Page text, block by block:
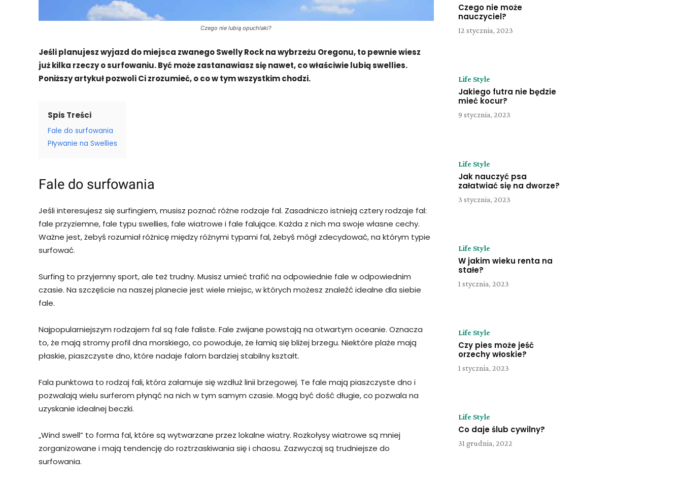
Czego nie lubią opuchlaki?
Jeśli planujesz wyjazd do miejsca zwanego Swelly Rock na wybrzeżu Oregonu, to pewnie wiesz
już kilka rzeczy o surfowaniu. Być może zastanawiasz się nawet, co właściwie lubią swellies.
Poniższy artykuł pozwoli Ci zrozumieć, o co w tym wszystkim chodzi.
Spis Treści
Fale do surfowania
Pływanie na Swellies
Fale do surfowania
Jeśli interesujesz się surfingiem, musisz poznać różne rodzaje fal. Zasadniczo istnieją cztery rodzaje fal:
fale przyziemne, fale typu swellies, fale wiatrowe i fale falujące. Każda z nich ma swoje własne cechy.
Ważne jest, żebyś rozumiał różnicę między różnymi typami fal, żebyś mógł zdecydować, na którym typie
surfować.
Surfing to przyjemny sport, ale też trudny. Musisz umieć trafić na odpowiednie fale w odpowiednim
czasie. Na szczęście na naszej planecie jest wiele miejsc, w których możesz znaleźć idealne dla siebie
fale.
Najpopularniejszym rodzajem fal są fale faliste. Fale zwijane powstają na otwartym oceanie. Oznacza
to, że mają stromy profil dna morskiego, co powoduje, że łamią się bliżej brzegu. Niektóre plaże mają
płaskie, piaszczyste dno, które nadaje falom bardziej stabilny kształt.
Fala punktowa to rodzaj fali, która załamuje się wzdłuż linii brzegowej. Te fale mają piaszczyste dno i
pozwalają wielu surferom płynąć na nich w tym samym czasie. Mogą być dość długie, co pozwala na
uzyskanie idealnej beczki.
„Wind swell” to forma fal, które są wytwarzane przez lokalne wiatry. Rozkołysy wiatrowe są mniej
zorganizowane i mają tendencję do roztrzaskiwania się i chaosu. Zazwyczaj są trudniejsze do
surfowania.
Czego nie może
nauczyciel?
12 stycznia, 2023
Life Style
Jakiego futra nie będzie
mieć kocur?
9 stycznia, 2023
Life Style
Jak nauczyć psa
załatwiać się na dworze?
3 stycznia, 2023
Life Style
W jakim wieku renta na
stałe?
1 stycznia, 2023
Life Style
Czy pies może jeść
orzechy włoskie?
1 stycznia, 2023
Life Style
Co daje ślub cywilny?
31 grudnia, 2022